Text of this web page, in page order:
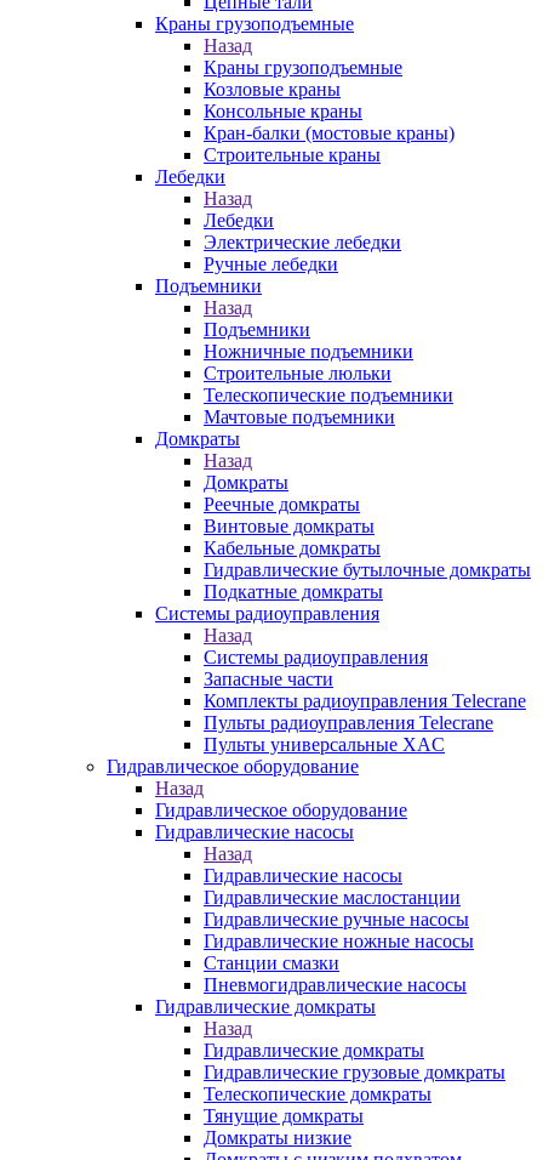
Краны грузоподъемные
Назад
Краны грузоподъемные
Козловые краны
Консольные краны
Кран-балки (мостовые краны)
Строительные краны
Лебедки
Назад
Лебедки
Электрические лебедки
Ручные лебедки
Подъемники
Назад
Подъемники
Ножничные подъемники
Строительные люльки
Телескопические подъемники
Мачтовые подъемники
Домкраты
Назад
Домкраты
Реечные домкраты
Винтовые домкраты
Кабельные домкраты
Гидравлические бутылочные домкраты
Подкатные домкраты
Системы радиоуправления
Назад
Системы радиоуправления
Запасные части
Комплекты радиоуправления Telecrane
Пульты радиоуправления Telecrane
Пульты универсальные XAC
Гидравлическое оборудование
Назад
Гидравлическое оборудование
Гидравлические насосы
Назад
Гидравлические насосы
Гидравлические маслостанции
Гидравлические ручные насосы
Гидравлические ножные насосы
Станции смазки
Пневмогидравлические насосы
Гидравлические домкраты
Назад
Гидравлические домкраты
Гидравлические грузовые домкраты
Телескопические домкраты
Тянущие домкраты
Домкраты низкие